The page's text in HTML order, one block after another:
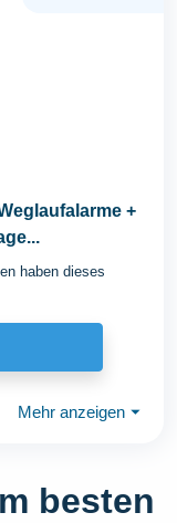
+
haben dieses
Mehr anzeigen ⏷
besten